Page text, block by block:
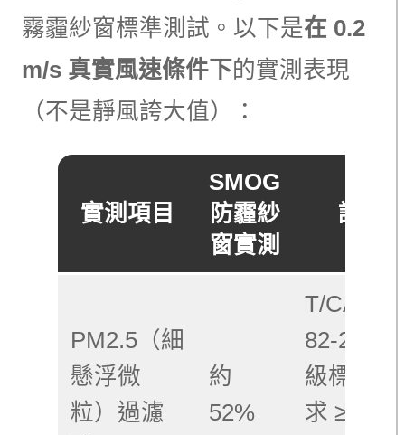
霧霾紗窗標準測試。以下是在 0.2
m/s 真實風速條件下的實測表現
（不是靜風誇大值）：
實測項目
SMOG
防霾紗
窗實測
說明
PM2.5（細
懸浮微
粒）過濾
約
52%
T/CAQI
82-2019
級標準要
求 ≥50%